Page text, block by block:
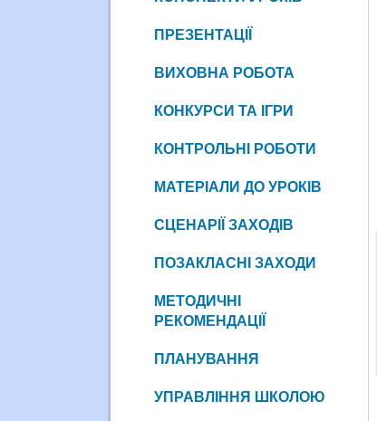
ПРЕЗЕНТАЦІЇ
ВИХОВНА РОБОТА
КОНКУРСИ ТА ІГРИ
КОНТРОЛЬНІ РОБОТИ
МАТЕРІАЛИ ДО УРОКІВ
СЦЕНАРІЇ ЗАХОДІВ
ПОЗАКЛАСНІ ЗАХОДИ
МЕТОДИЧНІ
РЕКОМЕНДАЦІЇ
ПЛАНУВАННЯ
УПРАВЛІННЯ ШКОЛОЮ